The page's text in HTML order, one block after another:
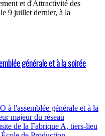
et d'Attractivité des
9 juillet dernier, à la
générale et à la soirée